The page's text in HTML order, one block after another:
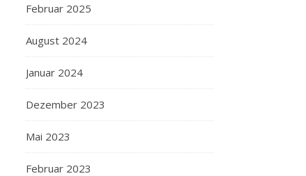
Februar 2025
August 2024
Januar 2024
Dezember 2023
Mai 2023
Februar 2023